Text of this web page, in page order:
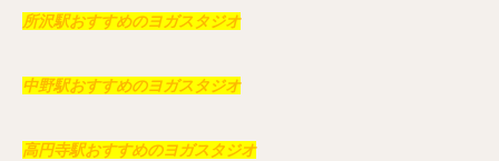
所沢駅おすすめのヨガスタジオ
中野駅おすすめのヨガスタジオ
高円寺駅おすすめのヨガスタジオ